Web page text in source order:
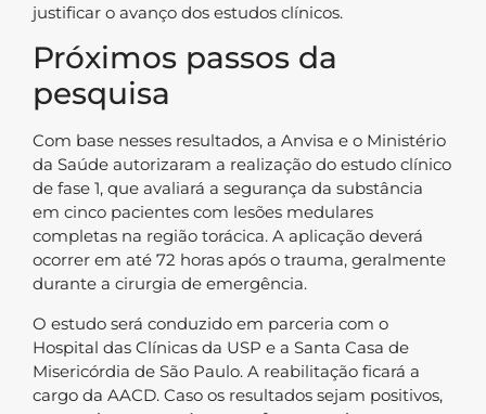
justificar o avanço dos estudos clínicos.
Próximos passos da
pesquisa
Com base nesses resultados, a Anvisa e o Ministério
da Saúde autorizaram a realização do estudo clínico
de fase 1, que avaliará a segurança da substância
em cinco pacientes com lesões medulares
completas na região torácica. A aplicação deverá
ocorrer em até 72 horas após o trauma, geralmente
durante a cirurgia de emergência.
O estudo será conduzido em parceria com o
Hospital das Clínicas da USP e a Santa Casa de
Misericórdia de São Paulo. A reabilitação ficará a
cargo da AACD. Caso os resultados sejam positivos,